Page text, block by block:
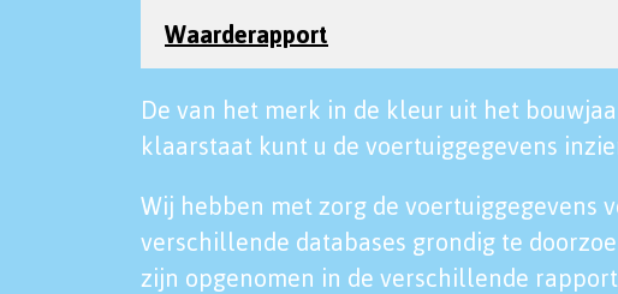
Waarderapport
De van het merk in de kleur uit het
klaarstaat kunt u de voertuiggegevens
Wij hebben met zorg de voertuiggegevens
verschillende databases grondig te
zijn opgenomen in de verschillende